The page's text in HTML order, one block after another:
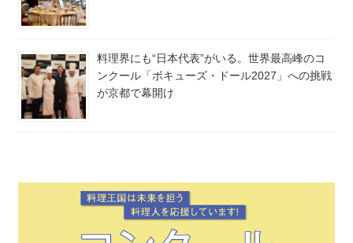
料理界にも“日本代表”がいる。世界最高峰のコ
ンクール「ボキューズ・ドール2027」への挑戦
が京都で幕開け